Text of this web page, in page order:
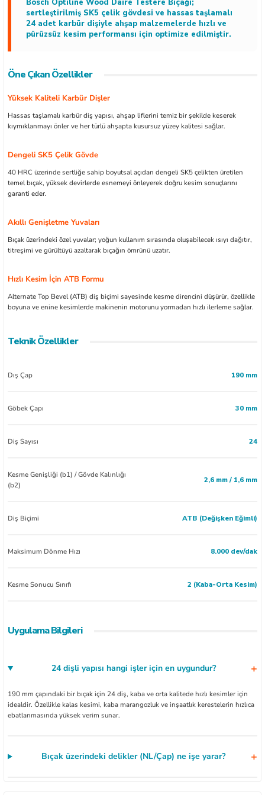
Bosch Optiline Wood Daire Testere Bıçağı;
sertleştirilmiş SK5 çelik gövdesi ve hassas taşlamalı
24 adet karbür dişiyle ahşap malzemelerde hızlı ve
pürüzsüz kesim performansı için optimize edilmiştir.
Öne Çıkan Özellikler
Yüksek Kaliteli Karbür Dişler
Hassas taşlamalı karbür diş yapısı, ahşap liflerini temiz bir şekilde keserek
kıymıklanmayı önler ve her türlü ahşapta kusursuz yüzey kalitesi sağlar.
Dengeli SK5 Çelik Gövde
40 HRC üzerinde sertliğe sahip boyutsal açıdan dengeli SK5 çelikten üretilen
temel bıçak, yüksek devirlerde esnemeyi önleyerek doğru kesim sonuçlarını
garanti eder.
Akıllı Genişletme Yuvaları
Bıçak üzerindeki özel yuvalar; yoğun kullanım sırasında oluşabilecek ısıyı dağıtır,
titreşimi ve gürültüyü azaltarak bıçağın ömrünü uzatır.
Hızlı Kesim İçin ATB Formu
Alternate Top Bevel (ATB) diş biçimi sayesinde kesme direncini düşürür, özellikle
boyuna ve enine kesimlerde makinenin motorunu yormadan hızlı ilerleme sağlar.
Teknik Özellikler
Dış Çap 190 mm
Göbek Çapı 30 mm
Diş Sayısı 24
Kesme Genişliği (b1) / Gövde Kalınlığı
(b2)
2,6 mm / 1,6 mm
Diş Biçimi ATB (Değişken Eğimli)
Maksimum Dönme Hızı 8.000 dev/dak
Kesme Sonucu Sınıfı 2 (Kaba-Orta Kesim)
Uygulama Bilgileri
24 dişli yapısı hangi işler için en uygundur?
190 mm çapındaki bir bıçak için 24 diş, kaba ve orta kalitede hızlı kesimler için
idealdir. Özellikle kalas kesimi, kaba marangozluk ve inşaatlık kerestelerin hızlıca
ebatlanmasında yüksek verim sunar.
Bıçak üzerindeki delikler (NL/Çap) ne işe yarar?